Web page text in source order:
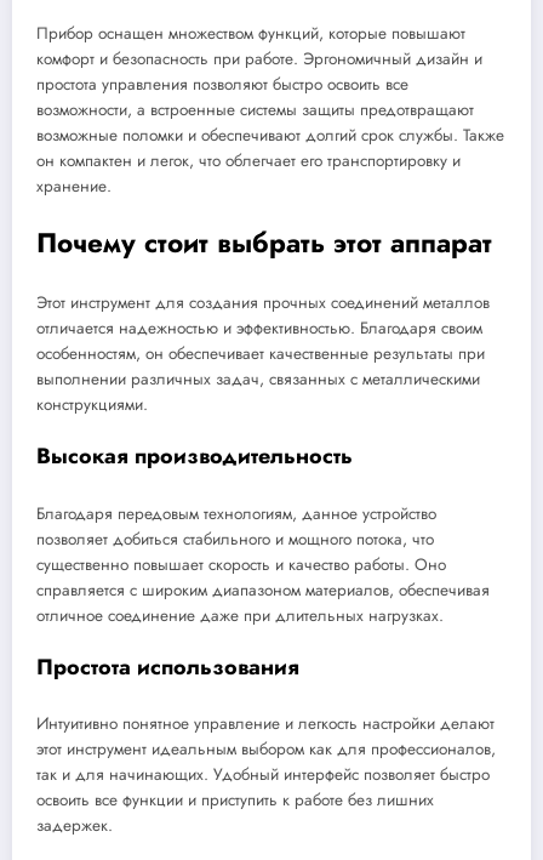
Прибор оснащен множеством функций, которые повышают
комфорт и безопасность при работе. Эргономичный дизайн и
простота управления позволяют быстро освоить все
возможности, а встроенные системы защиты предотвращают
возможные поломки и обеспечивают долгий срок службы. Также
он компактен и легок, что облегчает его транспортировку и
хранение.
Почему стоит выбрать этот аппарат
Этот инструмент для создания прочных соединений металлов
отличается надежностью и эффективностью. Благодаря своим
особенностям, он обеспечивает качественные результаты при
выполнении различных задач, связанных с металлическими
конструкциями.
Высокая производительность
Благодаря передовым технологиям, данное устройство
позволяет добиться стабильного и мощного потока, что
существенно повышает скорость и качество работы. Оно
справляется с широким диапазоном материалов, обеспечивая
отличное соединение даже при длительных нагрузках.
Простота использования
Интуитивно понятное управление и легкость настройки делают
этот инструмент идеальным выбором как для профессионалов,
так и для начинающих. Удобный интерфейс позволяет быстро
освоить все функции и приступить к работе без лишних
задержек.